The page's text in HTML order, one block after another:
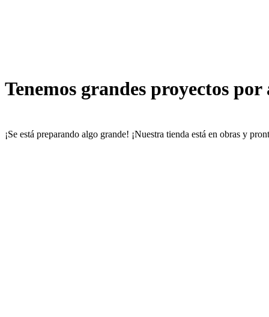
Tenemos grandes proyectos
¡Se está preparando algo grande! ¡Nuestra tienda está en obras y